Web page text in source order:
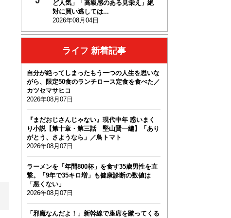
ど人気」「高級感のある見栄え」絶
対に買い逃しては...
2026年08月04日
ライフ 新着記事
自分が絶ってしまったもう一つの人生を思いな
がら、限定50食のランチロース定食を食べた／
カツセマサヒコ
2026年08月07日
『まだおじさんじゃない』現代中年 惑いまく
り小説【第十章・第三話 堅山賢一編】「あり
がとう、さようなら」／鳥トマト
2026年08月07日
ラーメンを「年間800杯」を食す35歳男性を直
撃。「9年で35キロ増」も健康診断の数値は
「悪くない」
2026年08月07日
「邪魔なんだよ！」新幹線で座席を蹴ってくる